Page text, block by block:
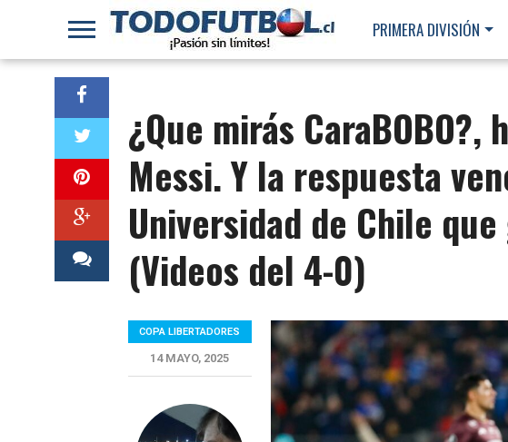
PRIMERA DIVISIÓN
¿Que mirás
Messi. Y la respuesta
Universidad de Chile
(Videos del 4-0)
COPA LIBERTADORES
14 MAYO, 2025